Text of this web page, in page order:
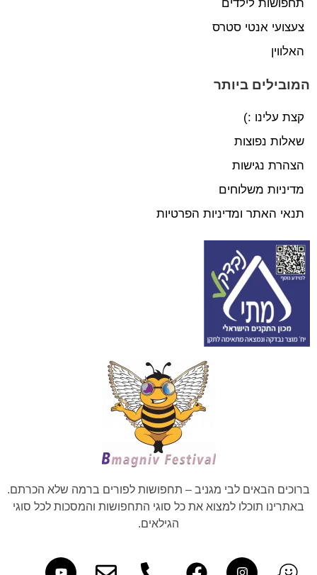
תחפושות לילדים
צעצועי אנטי סטרס
האלווין
המובילים ביותר
קצת עלינו :)
שאלות נפוצות
הצהרת נגישות
מדיניות משלוחים
תנאי האתר ומדיניות הפרטיות
ברוכים הבאים לבי מגניב – תחפושות לפורים ברמה שלא הכרתם.
באתרינו תוכלו למצוא את כל סוגי התחפושות והמסכות לכל סוגי
הגילאים.